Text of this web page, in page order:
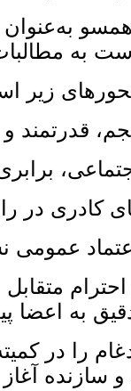
به
زیر
قدرتمند و
کادری در
عمومی
به
ادغام را
و سازنده